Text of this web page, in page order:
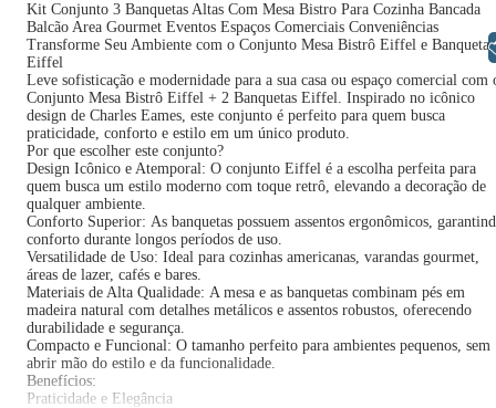
Kit Conjunto 3 Banquetas Altas Com Mesa Bistro Para Cozinha Bancada
Balcão Area Gourmet Eventos Espaços Comerciais Conveniências
Transforme Seu Ambiente com o Conjunto Mesa Bistrô Eiffel e Banquetas
Eiffel
Leve sofisticação e modernidade para a sua casa ou espaço comercial com
Conjunto Mesa Bistrô Eiffel + 2 Banquetas Eiffel. Inspirado no icônico
design de Charles Eames, este conjunto é perfeito para quem busca
praticidade, conforto e estilo em um único produto.
Por que escolher este conjunto?
Design Icônico e Atemporal: O conjunto Eiffel é a escolha perfeita para
quem busca um estilo moderno com toque retrô, elevando a decoração de
qualquer ambiente.
Conforto Superior: As banquetas possuem assentos ergonômicos,
conforto durante longos períodos de uso.
Versatilidade de Uso: Ideal para cozinhas americanas, varandas gourmet,
áreas de lazer, cafés e bares.
Materiais de Alta Qualidade: A mesa e as banquetas combinam pés em
madeira natural com detalhes metálicos e assentos robustos, oferecendo
durabilidade e segurança.
Compacto e Funcional: O tamanho perfeito para ambientes pequenos, sem
abrir mão do estilo e da funcionalidade.
Benefícios:
Praticidade e Elegância
Libras